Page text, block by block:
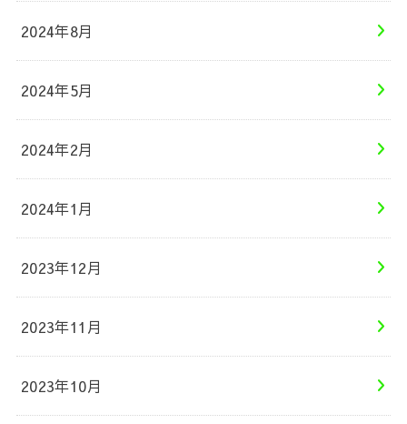
2024年8月
2024年5月
2024年2月
2024年1月
2023年12月
2023年11月
2023年10月